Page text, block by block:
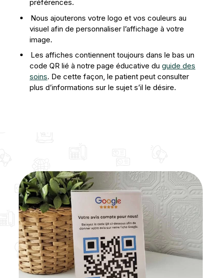
préférences.
Nous ajouterons votre logo et vos couleurs au
visuel afin de personnaliser l’affichage à votre
image.
Les affiches contiennent toujours dans le bas un
code QR lié à notre page éducative du guide des
soins. De cette façon, le patient peut consulter
plus d’informations sur le sujet s’il le désire.